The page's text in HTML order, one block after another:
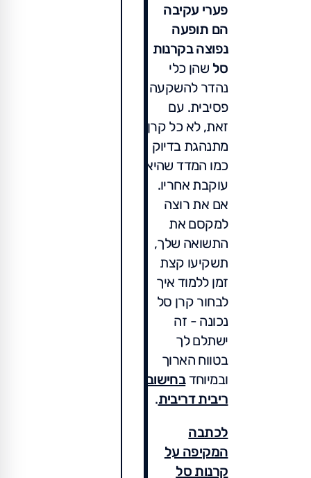
פערי עקיבה
הם תופעה
נפוצה בקרנות
סל שהן כלי
נהדר להשקעה
פסיבית. עם
זאת, לא כל קרן
מתנהגת בדיוק
כמו המדד שהיא
עוקבת אחריו.
אם את רוצה
למקסם את
התשואה שלך,
תשקיעו קצת
זמן ללמוד איך
לבחור קרן סל
נכונה - זה
ישתלם לך
בטווח הארוך
ובמיוחדבחישוב
ריבית דריבית.
לכתבה
המקיפה על
קרנות סל